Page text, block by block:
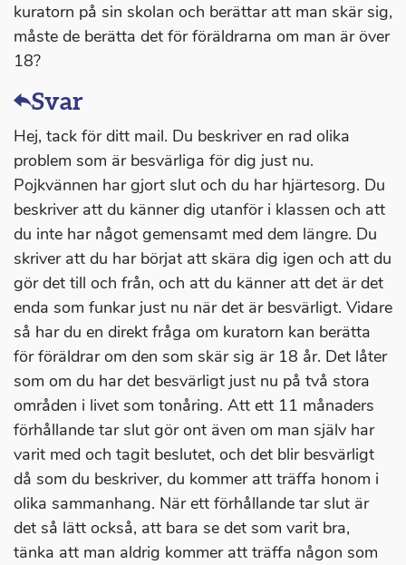
kuratorn på sin skolan och berättar att man skär sig,
måste de berätta det för föräldrarna om man är över
18?
Svar
Hej, tack för ditt mail. Du beskriver en rad olika
problem som är besvärliga för dig just nu.
Pojkvännen har gjort slut och du har hjärtesorg. Du
beskriver att du känner dig utanför i klassen och att
du inte har något gemensamt med dem längre. Du
skriver att du har börjat att skära dig igen och att du
gör det till och från, och att du känner att det är det
enda som funkar just nu när det är besvärligt. Vidare
så har du en direkt fråga om kuratorn kan berätta
för föräldrar om den som skär sig är 18 år. Det låter
som om du har det besvärligt just nu på två stora
områden i livet som tonåring. Att ett 11 månaders
förhållande tar slut gör ont även om man själv har
varit med och tagit beslutet, och det blir besvärligt
då som du beskriver, du kommer att träffa honom i
olika sammanhang. När ett förhållande tar slut är
det så lätt också, att bara se det som varit bra,
tänka att man aldrig kommer att träffa någon som